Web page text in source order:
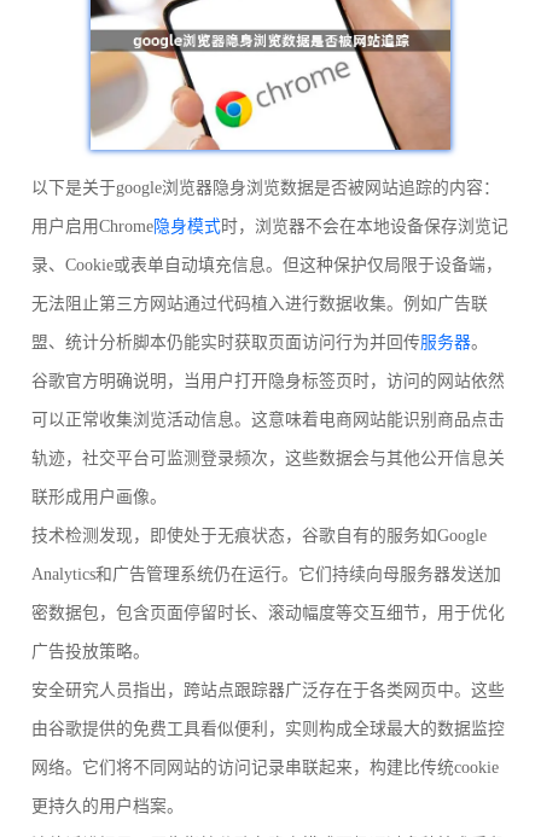
以下是关于google浏览器隐身浏览数据是否被网站追踪的内容：
用户启用Chrome隐身模式时，浏览器不会在本地设备保存浏览记
录、Cookie或表单自动填充信息。但这种保护仅局限于设备端，
无法阻止第三方网站通过代码植入进行数据收集。例如广告联
盟、统计分析脚本仍能实时获取页面访问行为并回传服务器。
谷歌官方明确说明，当用户打开隐身标签页时，访问的网站依然
可以正常收集浏览活动信息。这意味着电商网站能识别商品点击
轨迹，社交平台可监测登录频次，这些数据会与其他公开信息关
联形成用户画像。
技术检测发现，即使处于无痕状态，谷歌自有的服务如Google
Analytics和广告管理系统仍在运行。它们持续向母服务器发送加
密数据包，包含页面停留时长、滚动幅度等交互细节，用于优化
广告投放策略。
安全研究人员指出，跨站点跟踪器广泛存在于各类网页中。这些
由谷歌提供的免费工具看似便利，实则构成全球最大的数据监控
网络。它们将不同网站的访问记录串联起来，构建比传统cookie
更持久的用户档案。